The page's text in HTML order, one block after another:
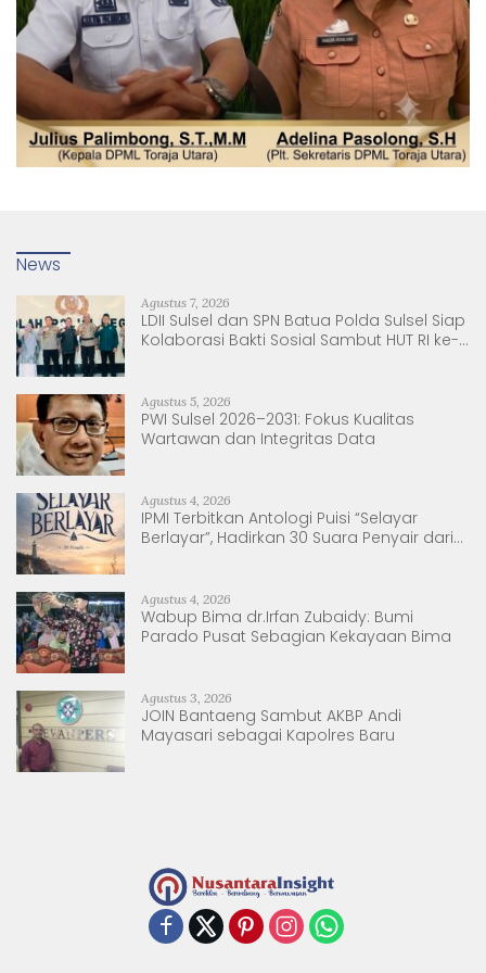
News
Agustus 7, 2026
LDII Sulsel dan SPN Batua Polda Sulsel Siap
Kolaborasi Bakti Sosial Sambut HUT RI ke-
Agustus 5, 2026
PWI Sulsel 2026–2031: Fokus Kualitas
Wartawan dan Integritas Data
Agustus 4, 2026
IPMI Terbitkan Antologi Puisi “Selayar
Berlayar”, Hadirkan 30 Suara Penyair dari
Agustus 4, 2026
Wabup Bima dr.Irfan Zubaidy: Bumi
Parado Pusat Sebagian Kekayaan Bima
Agustus 3, 2026
JOIN Bantaeng Sambut AKBP Andi
Mayasari sebagai Kapolres Baru